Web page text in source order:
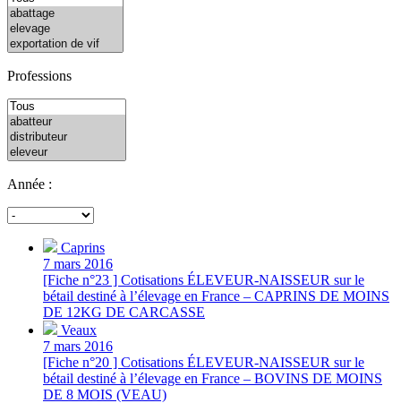
Professions
Année :
Caprins
7 mars 2016
[Fiche n°23 ] Cotisations ÉLEVEUR-NAISSEUR sur le
bétail destiné à l’élevage en France – CAPRINS DE MOINS
DE 12KG DE CARCASSE
Veaux
7 mars 2016
[Fiche n°20 ] Cotisations ÉLEVEUR-NAISSEUR sur le
bétail destiné à l’élevage en France – BOVINS DE MOINS
DE 8 MOIS (VEAU)